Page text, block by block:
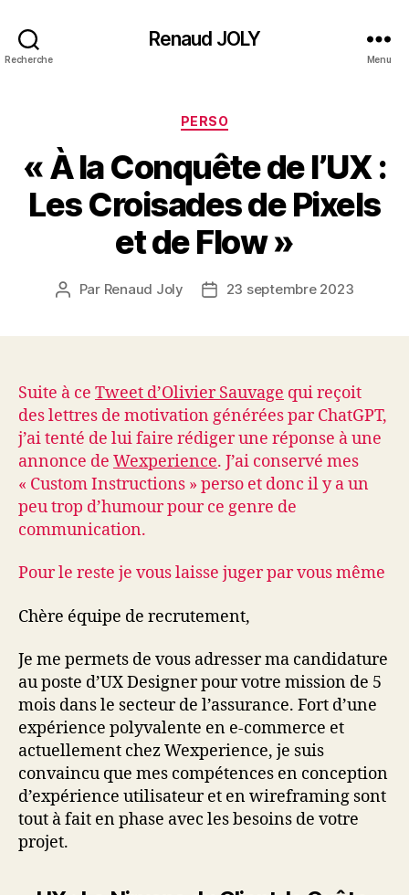
Recherche
Renaud JOLY
Menu
Catégories
PERSO
« À la Conquête de l’UX :
Les Croisades de Pixels
et de Flow »
Auteur
Par Renaud Joly
Date23 septembre 2023
Suite à ce Tweet d’Olivier Sauvage qui reçoit
des lettres de motivation générées par ChatGPT,
j’ai tenté de lui faire rédiger une réponse à une
annonce de Wexperience. J’ai conservé mes
« Custom Instructions » perso et donc il y a un
peu trop d’humour pour ce genre de
communication.
Pour le reste je vous laisse juger par vous même
Chère équipe de recrutement,
Je me permets de vous adresser ma candidature
au poste d’UX Designer pour votre mission de 5
mois dans le secteur de l’assurance. Fort d’une
expérience polyvalente en e-commerce et
actuellement chez Wexperience, je suis
convaincu que mes compétences en conception
d’expérience utilisateur et en wireframing sont
tout à fait en phase avec les besoins de votre
projet.